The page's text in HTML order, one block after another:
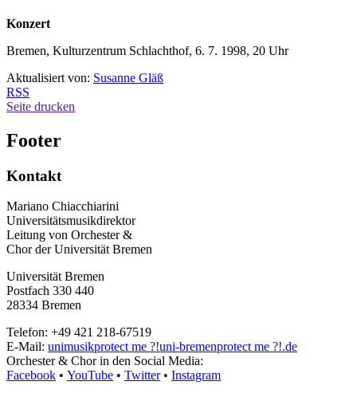
Konzert
Bremen, Kulturzentrum Schlachthof, 6. 7. 1998, 20 Uhr
Aktualisiert von: Susanne Gläß
RSS
Seite drucken
Footer
Kontakt
Mariano Chiacchiarini
Universitätsmusikdirektor
Leitung von Orchester &
Chor der Universität Bremen
Universität Bremen
Postfach 330 440
28334 Bremen
Telefon: +49 421 218-67519
E-Mail: unimusikprotect me ?!uni-bremenprotect me ?!.de
Orchester & Chor in den Social Media:
Facebook • YouTube • Twitter• Instagram